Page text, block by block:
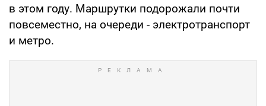
в этом году. Маршрутки подорожали почти
повсеместно, на очереди - электротранспорт
и метро.